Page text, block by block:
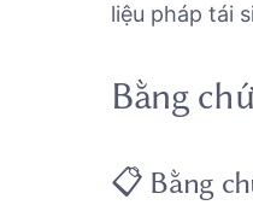
liệu pháp tái
Bằng
📋 Bằng